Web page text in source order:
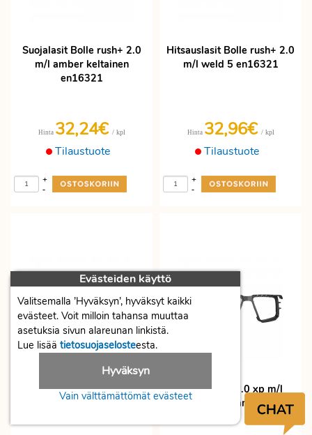
Suojalasit Bolle rush+ 2.0
m/l amber keltainen
en16321
Tilaustuote
Hinta 32,24€ / kpl
-
+
Hitsauslasit Bolle rush+ 2.0
m/l weld 5 en16321
Tilaustuote
Hinta 32,96€ / kpl
-
+
Suojalasit Bolle rush+ 2.0 s
smoke en16321
Bolle rush+ 2.0 xp m/l
strap&foam kit
Evästeiden käyttö
Valitsemalla ’Hyväksyn’, hyväksyt kaikki
evästeet. Voit milloin tahansa muuttaa
asetuksia sivun alareunan linkistä.
Lue lisää tietosuojaselosteesta.
Hyväksyn
Vain välttämättömät evästeet